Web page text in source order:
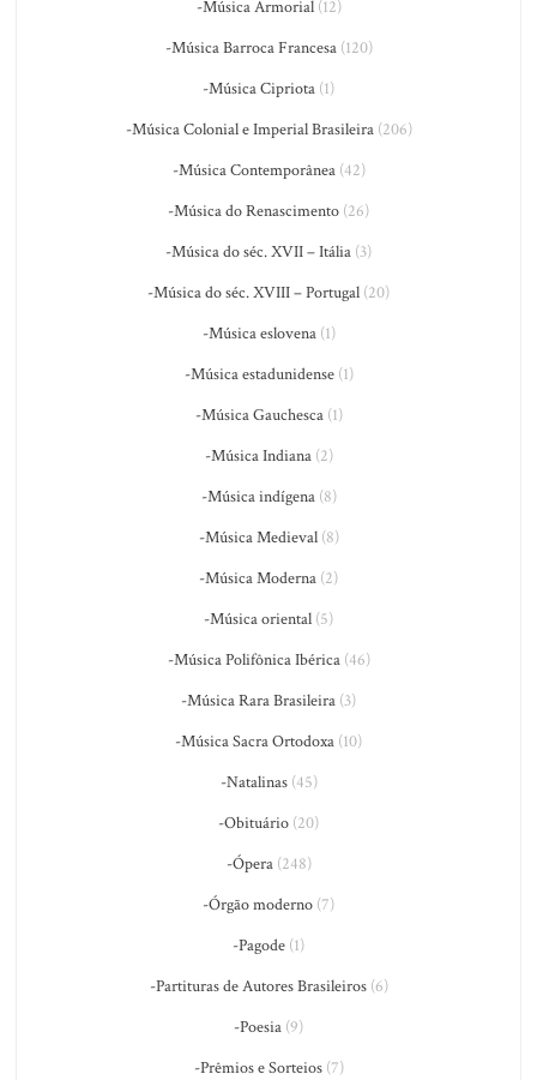
-Música Armorial(12)
-Música Barroca Francesa(120)
-Música Cipriota (1)
-Música Colonial e Imperial Brasileira(206)
-Música Contemporânea(42)
-Música do Renascimento (26)
-Música do séc. XVII – Itália (3)
-Música do séc. XVIII – Portugal (20)
-Música eslovena(1)
-Música estadunidense(1)
-Música Gauchesca(1)
-Música Indiana(2)
-Música indígena(8)
-Música Medieval(8)
-Música Moderna (2)
-Música oriental (5)
-Música Polifônica Ibérica(46)
-Música Rara Brasileira (3)
-Música Sacra Ortodoxa (10)
-Natalinas(45)
-Obituário (20)
-Ópera(248)
-Órgão moderno (7)
-Pagode (1)
-Partituras de Autores Brasileiros(6)
-Poesia (9)
-Prêmios e Sorteios(7)